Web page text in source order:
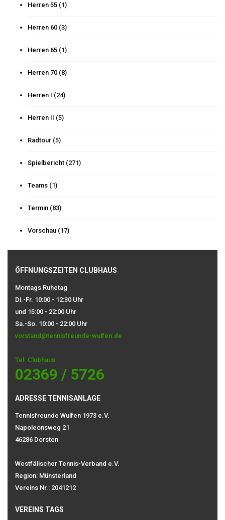
Herren 55 (1)
Herren 60 (3)
Herren 65 (1)
Herren 70 (8)
Herren I (24)
Herren II (5)
Radtour (5)
Spielbericht (271)
Teams (1)
Termin (83)
Vorschau (17)
ÖFFNUNGSZEITEN CLUBHAUS
Montags Ruhetag
Di.-Fr. 10:00 - 12:30 Uhr
und 15:00 - 22:00 Uhr
Sa.-So. 10:00 - 22:00 Uhr
vorstand@tennisfreunde-wulfen.de
Tel. Clubhaus
02369 / 5726
ADRESSE TENNISANLAGE
Tennisfreunde Wulfen 1973 e.V.
Napoleonsweg 21
46286 Dorsten
Westfälischer Tennis-Verband e.V.
Region: Münsterland
Vereins Nr.: 2041212
VEREINS TAGS